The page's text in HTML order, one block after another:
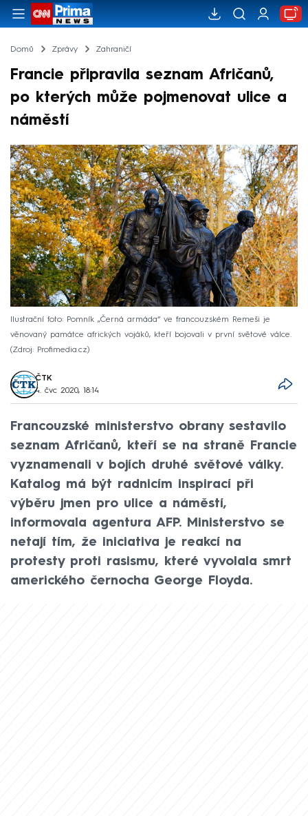
Domů Zprávy Zahraničí
Francie připravila seznam Afričanů,
po kterých může pojmenovat ulice a
náměstí
Ilustrační foto: Pomník „Černá armáda“ ve francouzském Remeši je
věnovaný památce afrických vojáků, kteří bojovali v první světové válce.
Zdroj: Profimedia.cz
ČTK
4. čvc 2020, 18:14
Francouzské ministerstvo obrany sestavilo
seznam Afričanů, kteří se na straně Francie
vyznamenali v bojích druhé světové války.
Katalog má být radnicím inspirací při
výběru jmen pro ulice a náměstí,
informovala agentura AFP. Ministerstvo se
netají tím, že iniciativa je reakcí na
protesty proti rasismu, které vyvolala smrt
amerického černocha George Floyda.